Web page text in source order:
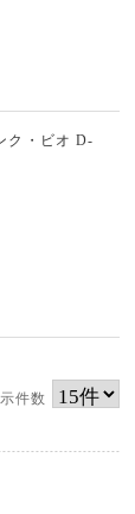
ク・ビオ D-
件数